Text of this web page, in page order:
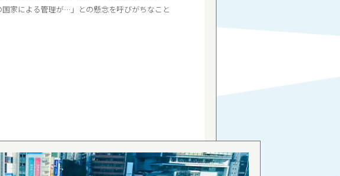
家による管理が…」との懸念を呼びがちなこと